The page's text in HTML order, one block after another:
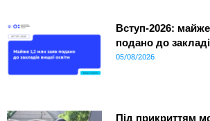
Вступ-2026:
подано до
05/08/2026
Під прикриттям